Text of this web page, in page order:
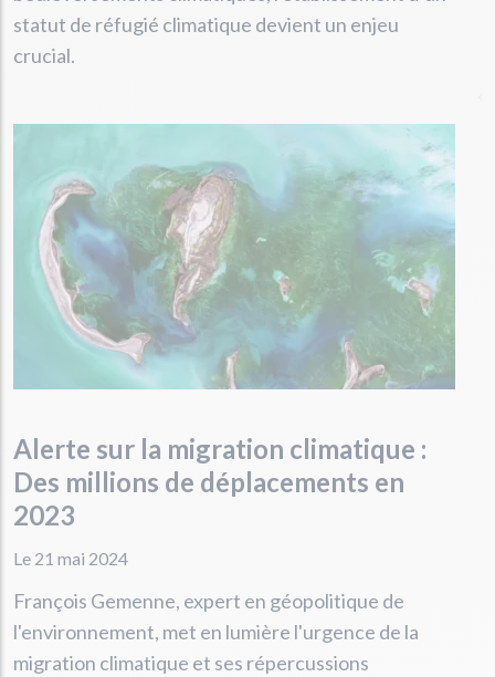
statut de réfugié climatique devient un enjeu
crucial.
Alerte sur la migration climatique :
Des millions de déplacements en
2023
Le 21 mai 2024
François Gemenne, expert en géopolitique de
l'environnement, met en lumière l'urgence de la
migration climatique et ses répercussions